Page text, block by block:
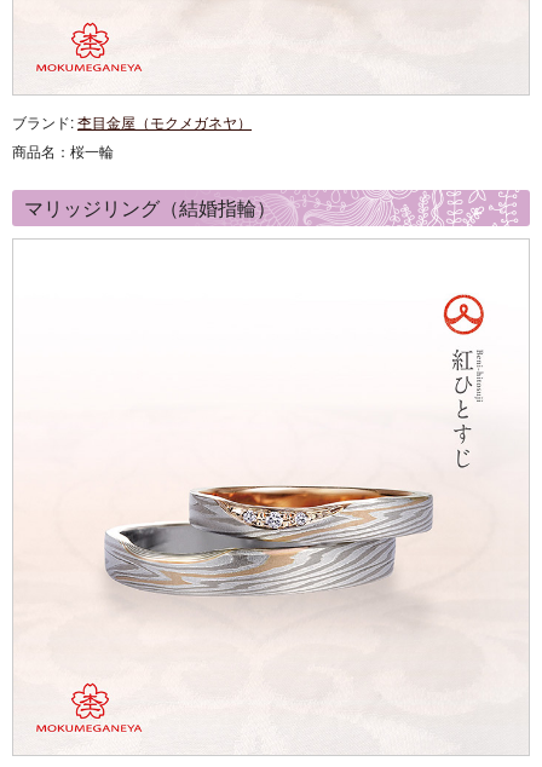
ブランド:杢目金屋（モクメガネヤ）
商品名： 桜一輪
マリッジリング（結婚指輪）